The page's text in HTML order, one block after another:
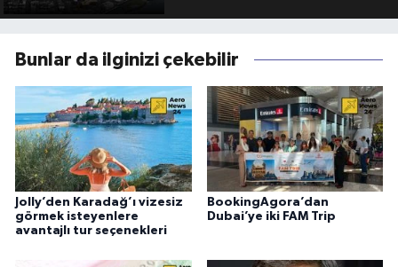
Bunlar da ilginizi çekebilir
Jolly’den Karadağ’ı vizesiz
görmek isteyenlere
avantajlı tur seçenekleri
BookingAgora’dan
Dubai’ye iki FAM Trip